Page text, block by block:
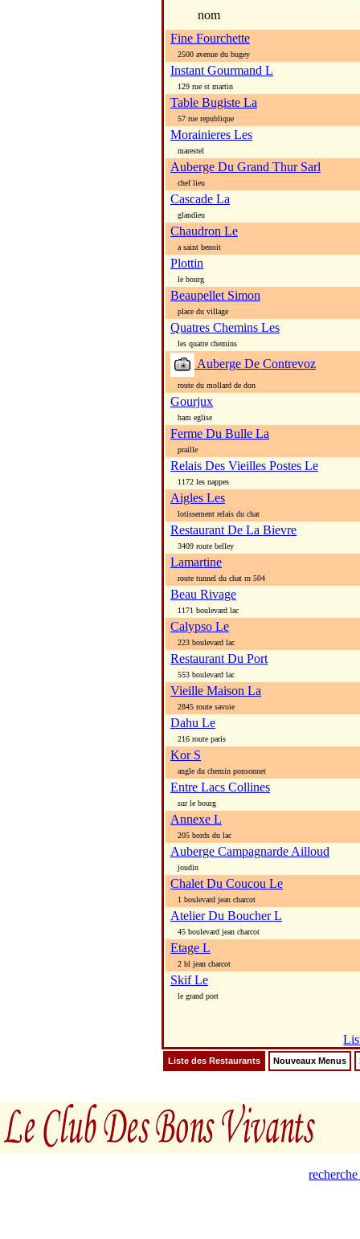
nom
Fine Fourchette
2500 avenue du bugey
Instant Gourmand L
129 rue st martin
Table Bugiste La
57 rue republique
Morainieres Les
marestel
Auberge Du Grand Thur Sarl
chef lieu
Cascade La
glandieu
Chaudron Le
a saint benoit
Plottin
le bourg
Beaupellet Simon
place du village
Quatres Chemins Les
les quatre chemins
Auberge De Contrevoz
route du mollard de don
Gourjux
ham eglise
Ferme Du Bulle La
praille
Relais Des Vieilles Postes Le
1172 les nappes
Aigles Les
lotissement relais du chat
Restaurant De La Bievre
3409 route belley
Lamartine
route tunnel du chat rn 504
Beau Rivage
1171 boulevard lac
Calypso Le
223 boulevard lac
Restaurant Du Port
553 boulevard lac
Vieille Maison La
2845 route savoie
Dahu Le
216 route paris
Kor S
angle du chemin ponsonnet
Entre Lacs Collines
sur le bourg
Annexe L
205 bords du lac
Auberge Campagnarde Ailloud
joudin
Chalet Du Coucou Le
1 boulevard jean charcot
Atelier Du Boucher L
45 boulevard jean charcot
Etage L
2 bl jean charcot
Skif Le
le grand port
Liste des Restaurants Nouveaux Menus